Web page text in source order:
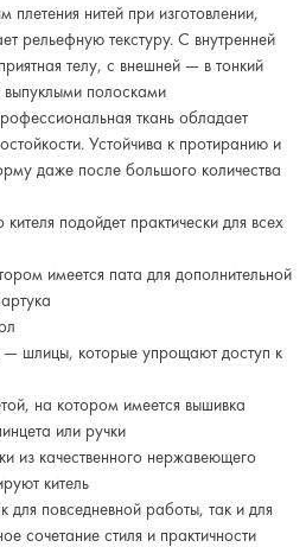
плетения нитей при изготовлении,
рельефную текстуру. С внутренней
телу, с внешней — в тонкий
выпуклыми полосками
ткань обладает
Устойчива к протиранию и
даже после большого количества
подойдет практически для всех
имеется пата для дополнительной
— шлицы, которые упрощают доступ к
на котором имеется вышивка
или ручки
из качественного нержавеющего
китель
для повседневной работы, так и для
сочетание стиля и практичности